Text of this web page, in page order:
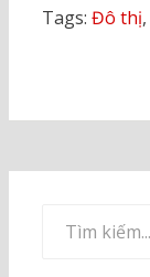
Tags: Đô thị,
kiếm